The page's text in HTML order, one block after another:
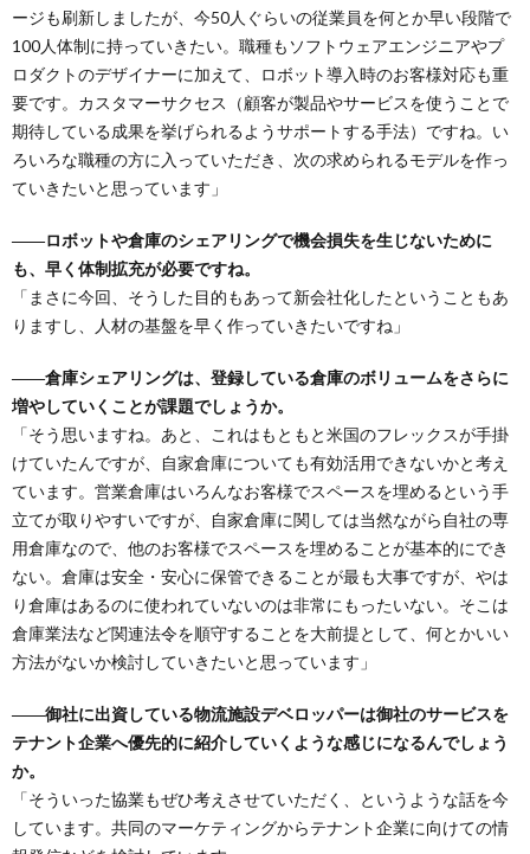
ージも刷新しましたが、今50人ぐらいの従業員を何とか早い段階で
100人体制に持っていきたい。職種もソフトウェアエンジニアやプ
ロダクトのデザイナーに加えて、ロボット導入時のお客様対応も重
要です。カスタマーサクセス（顧客が製品やサービスを使うことで
期待している成果を挙げられるようサポートする手法）ですね。い
ろいろな職種の方に入っていただき、次の求められるモデルを作っ
ていきたいと思っています」
――ロボットや倉庫のシェアリングで機会損失を生じないために
も、早く体制拡充が必要ですね。
「まさに今回、そうした目的もあって新会社化したということもあ
りますし、人材の基盤を早く作っていきたいですね」
――倉庫シェアリングは、登録している倉庫のボリュームをさらに
増やしていくことが課題でしょうか。
「そう思いますね。あと、これはもともと米国のフレックスが手掛
けていたんですが、自家倉庫についても有効活用できないかと考え
ています。営業倉庫はいろんなお客様でスペースを埋めるという手
立てが取りやすいですが、自家倉庫に関しては当然ながら自社の専
用倉庫なので、他のお客様でスペースを埋めることが基本的にでき
ない。倉庫は安全・安心に保管できることが最も大事ですが、やは
り倉庫はあるのに使われていないのは非常にもったいない。そこは
倉庫業法など関連法令を順守することを大前提として、何とかいい
方法がないか検討していきたいと思っています」
――御社に出資している物流施設デベロッパーは御社のサービスを
テナント企業へ優先的に紹介していくような感じになるんでしょう
か。
「そういった協業もぜひ考えさせていただく、というような話を今
しています。共同のマーケティングからテナント企業に向けての情